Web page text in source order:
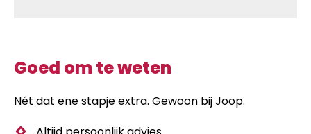
Goed om te weten
Nét dat ene stapje extra. Gewoon bij Joop.